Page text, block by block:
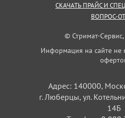
СКАЧАТЬ ПРАЙС И
ВОПРОС-
© Стримат-
Информация на сайте не
Адрес: 140000,
г. Люберцы, ул.
14Б